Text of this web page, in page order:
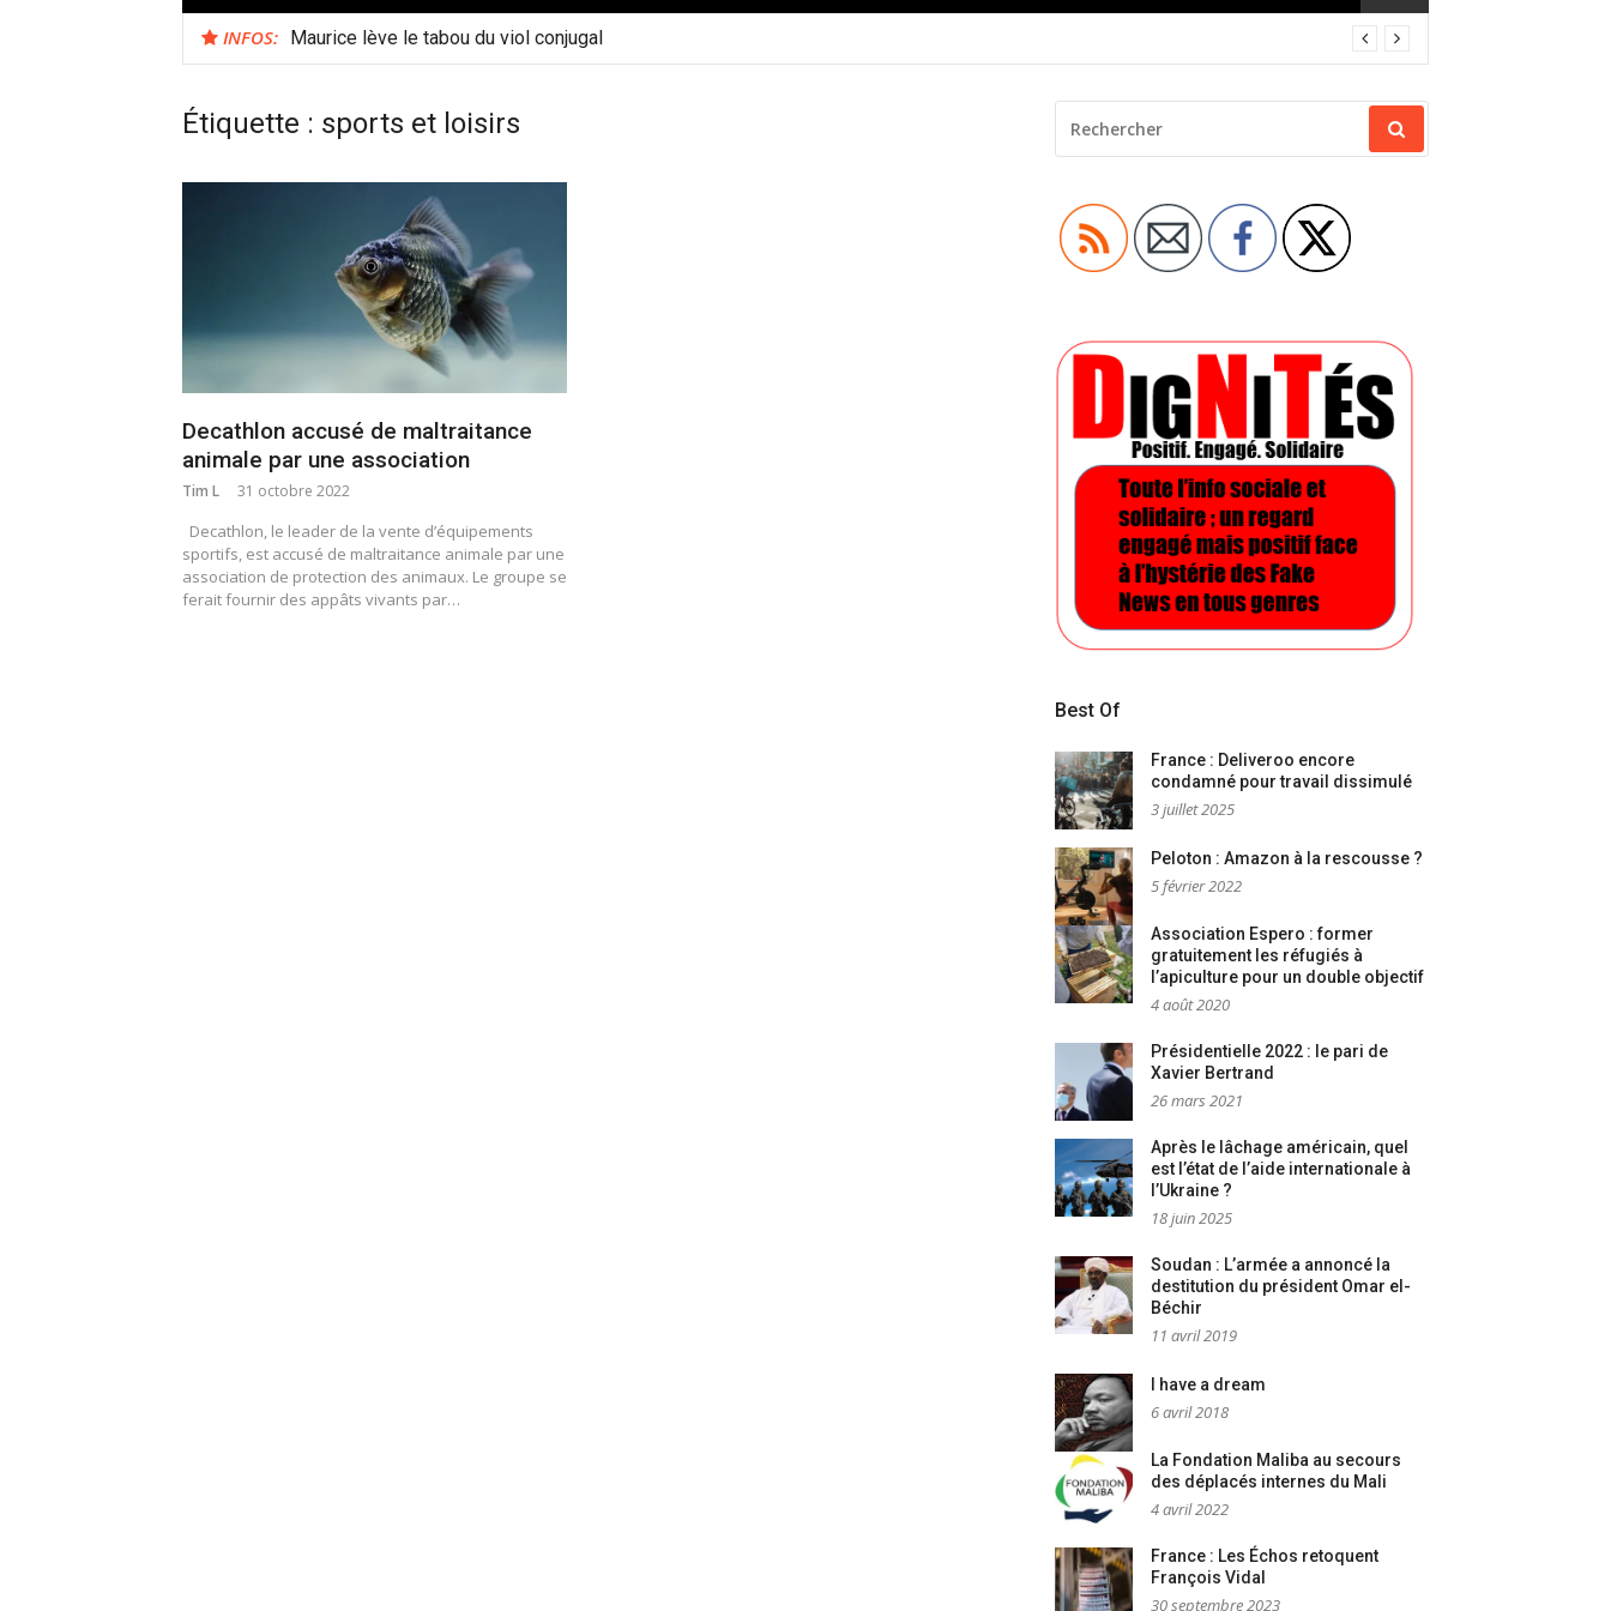
INFOS: Maurice lève le tabou du viol conjugal
Étiquette : sports et loisirs
Decathlon accusé de maltraitance
animale par une association
Tim L 31 octobre 2022
Decathlon, le leader de la vente d’équipements
sportifs, est accusé de maltraitance animale par une
association de protection des animaux. Le groupe se
ferait fournir des appâts vivants par…
POUR
:
Best Of
France : Deliveroo encore
condamné pour travail dissimulé
3 juillet 2025
Peloton : Amazon à la rescousse ?
5 février 2022
Association Espero : former
gratuitement les réfugiés à
l’apiculture pour un double objectif
4 août 2020
Présidentielle 2022 : le pari de
Xavier Bertrand
26 mars 2021
Après le lâchage américain, quel
est l’état de l’aide internationale à
l’Ukraine ?
18 juin 2025
Soudan : L’armée a annoncé la
destitution du président Omar el-
Béchir
11 avril 2019
I have a dream
6 avril 2018
La Fondation Maliba au secours
des déplacés internes du Mali
4 avril 2022
France : Les Échos retoquent
François Vidal
30 septembre 2023